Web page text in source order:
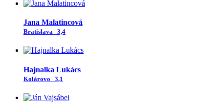
Jana Malatincová
Bratislava 3,4
Hajnalka Lukács
Kolárovo 3,1